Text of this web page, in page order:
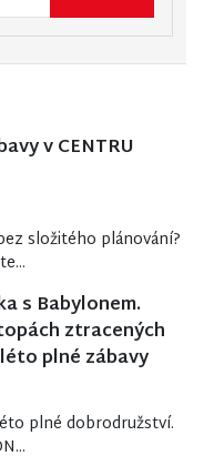
v CENTRU
složitého plánování?
s Babylonem.
ztracených
plné zábavy
plné dobrodružství.